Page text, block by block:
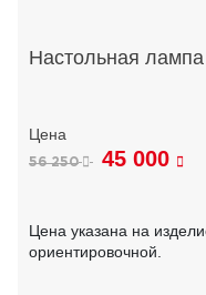
Настольная
56 250 45 000
Цена указана на
ориентировочной.